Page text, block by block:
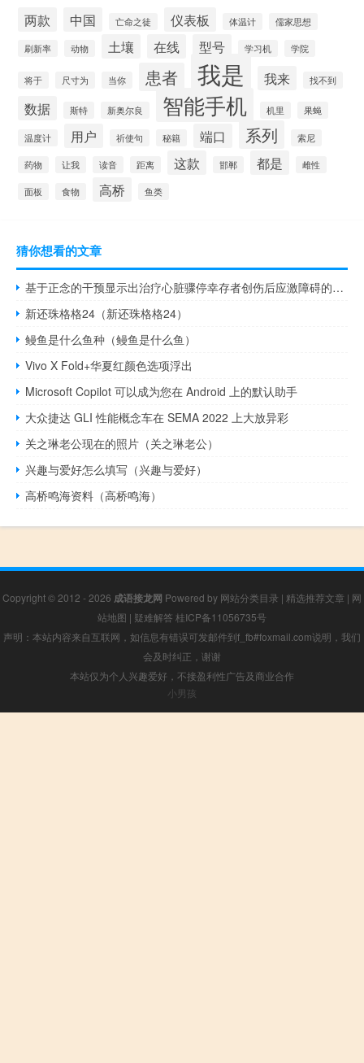
两款 中国 亡命之徒 仪表板 体温计 儒家思想
刷新率 动物 土壤 在线 型号 学习机 学院
将于 尺寸为 当你 患者 我是 我来 找不到
数据 斯特 新奥尔良 智能手机 机里 果蝇
温度计 用户 祈使句 秘籍 端口 系列 索尼
药物 让我 读音 距离 这款 邯郸 都是 雌性
面板 食物 高桥 鱼类
猜你想看的文章
基于正念的干预显示出治疗心脏骤停幸存者创伤后应激障碍的希望
新还珠格格24（新还珠格格24）
鳗鱼是什么鱼种（鳗鱼是什么鱼）
Vivo X Fold+华夏红颜色选项浮出
Microsoft Copilot 可以成为您在 Android 上的默认助手
大众捷达 GLI 性能概念车在 SEMA 2022 上大放异彩
关之琳老公现在的照片（关之琳老公）
兴趣与爱好怎么填写（兴趣与爱好）
高桥鸣海资料（高桥鸣海）
Copyright © 2012 - 2026 成语接龙网 Powered by 网站分类目录 | 精选推荐文章 | 网
站地图 | 疑难解答 桂ICP备11056735号
声明：本站内容来自互联网，如信息有错误可发邮件到f_fb#foxmail.com说明，我们
会及时纠正，谢谢
本站仅为个人兴趣爱好，不接盈利性广告及商业合作
小男孩